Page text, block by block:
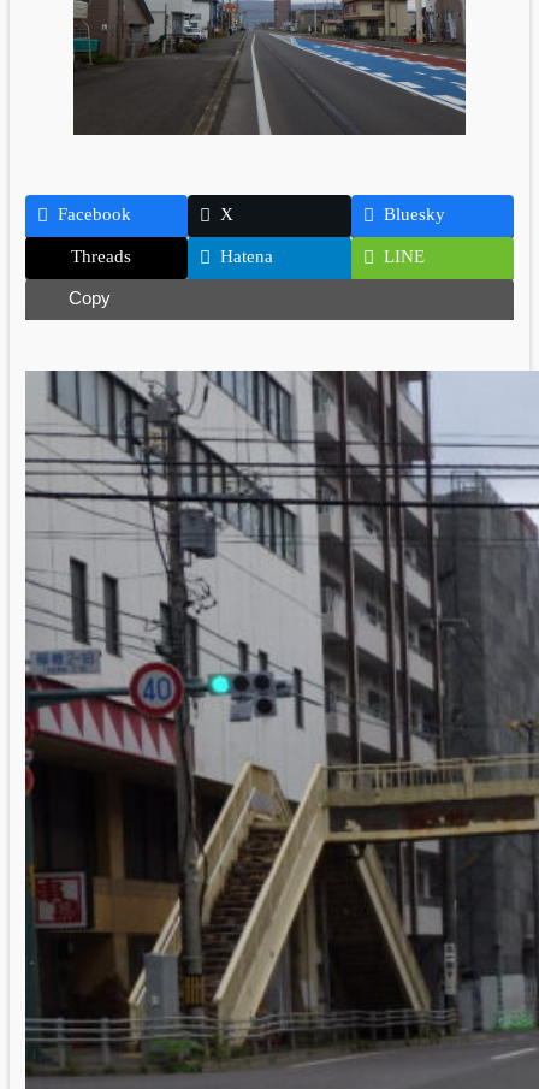
Facebook X Bluesky
Threads Hatena LINE
Copy